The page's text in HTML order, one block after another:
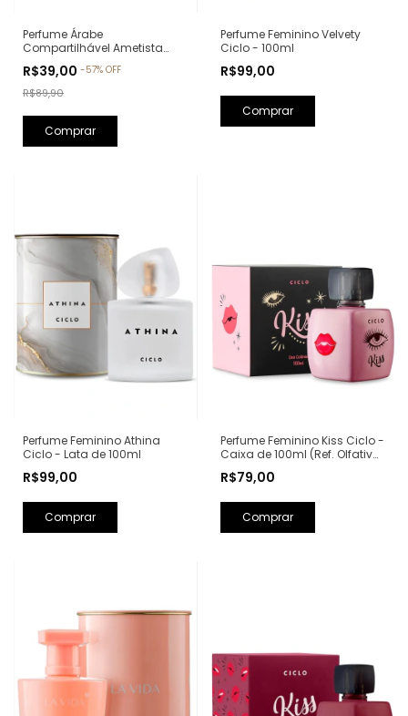
Perfume Árabe
Compartilhável Ametista
25ml (Ref. Olfativa: Bade'e Al
Oud Amethyst Lattafa)
R$39,00 -57% OFF
R$89,90
Perfume Feminino Velvety
Ciclo - 100ml
R$99,00
Perfume Feminino Athina
Ciclo - Lata de 100ml
R$99,00
Perfume Feminino Kiss Ciclo -
Caixa de 100ml (Ref. Olfativa:
R$79,00